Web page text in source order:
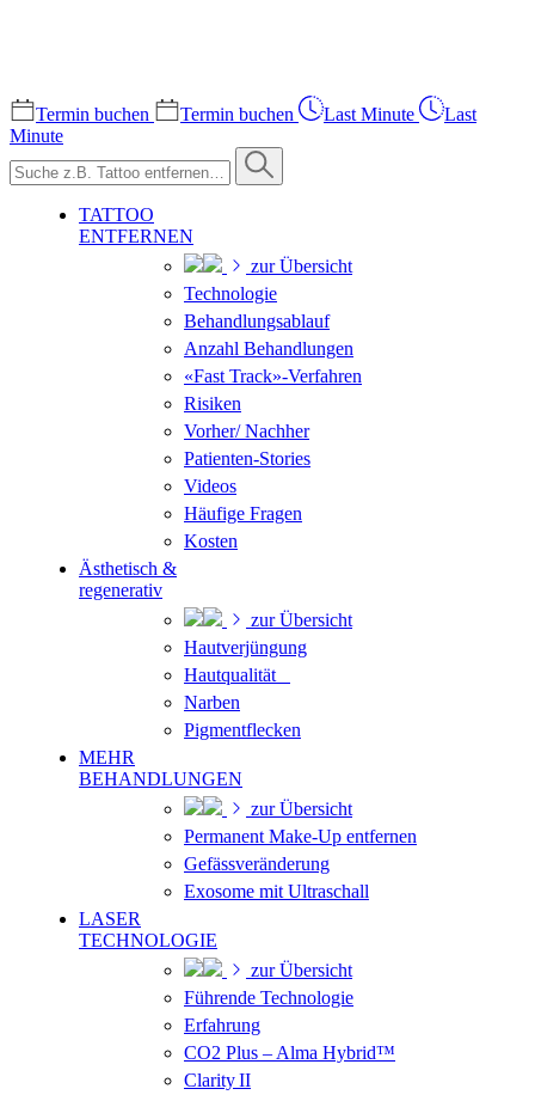
Termin buchen Termin buchen Last Minute
Last
Minute
TATTOO
ENTFERNEN
zur Übersicht
Technologie
Behandlungsablauf
Anzahl Behandlungen
«Fast Track»-Verfahren
Risiken
Vorher/ Nachher
Patienten-Stories
Videos
Häufige Fragen
Kosten
Ästhetisch &
regenerativ
zur Übersicht
Hautverjüngung
Hautqualität
Narben
Pigmentflecken
MEHR
BEHANDLUNGEN
zur Übersicht
Permanent Make-Up entfernen
Gefässveränderung
Exosome mit Ultraschall
LASER
TECHNOLOGIE
zur Übersicht
Führende Technologie
Erfahrung
CO2 Plus – Alma Hybrid™
Clarity II